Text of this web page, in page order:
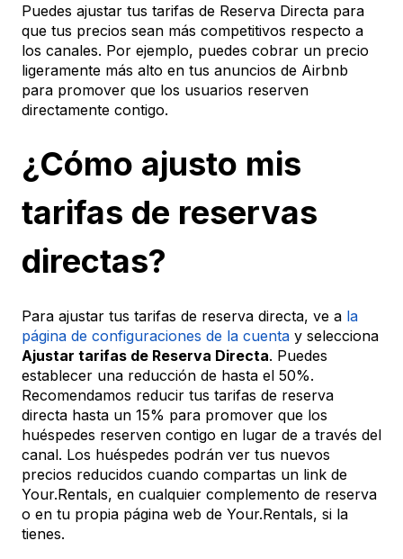
Puedes ajustar tus tarifas de Reserva Directa para
que tus precios sean más competitivos respecto a
los canales. Por ejemplo, puedes cobrar un precio
ligeramente más alto en tus anuncios de Airbnb
para promover que los usuarios reserven
directamente contigo.
¿Cómo ajusto mis
tarifas de reservas
directas?
Para ajustar tus tarifas de reserva directa, ve a la
página de configuraciones de la cuenta y selecciona
Ajustar tarifas de Reserva Directa. Puedes
establecer una reducción de hasta el 50%.
Recomendamos reducir tus tarifas de reserva
directa hasta un 15% para promover que los
huéspedes reserven contigo en lugar de a través del
canal. Los huéspedes podrán ver tus nuevos
precios reducidos cuando compartas un link de
Your.Rentals, en cualquier complemento de reserva
o en tu propia página web de Your.Rentals, si la
tienes.